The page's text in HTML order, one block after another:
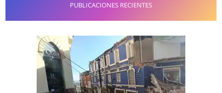
PUBLICACIONES RECIENTES